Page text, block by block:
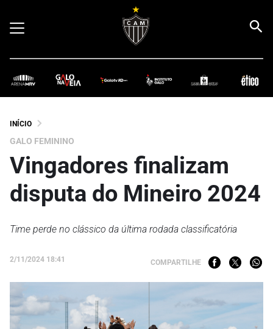
INÍCIO
GALO FEMININO
Vingadores finalizam
disputa do Mineiro 2024
Time perde no clássico da última rodada classificatória
2/11/2024 18:41 COMPARTILHE